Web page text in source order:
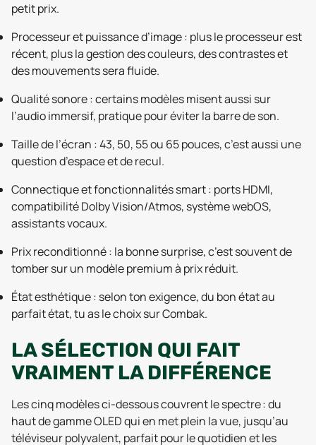
petit prix.
Processeur et puissance d’image : plus le processeur est
récent, plus la gestion des couleurs, des contrastes et
des mouvements sera fluide.
Qualité sonore : certains modèles misent aussi sur
l’audio immersif, pratique pour éviter la barre de son.
Taille de l’écran : 43, 50, 55 ou 65 pouces, c’est aussi une
question d’espace et de recul.
Connectique et fonctionnalités smart : ports HDMI,
compatibilité Dolby Vision/Atmos, système webOS,
assistants vocaux.
Prix reconditionné : la bonne surprise, c’est souvent de
tomber sur un modèle premium à prix réduit.
État esthétique : selon ton exigence, du bon état au
parfait état, tu as le choix sur Combak.
LA SÉLECTION QUI FAIT
VRAIMENT LA DIFFÉRENCE
Les cinq modèles ci-dessous couvrent le spectre : du
haut de gamme OLED qui en met plein la vue, jusqu’au
téléviseur polyvalent, parfait pour le quotidien et les